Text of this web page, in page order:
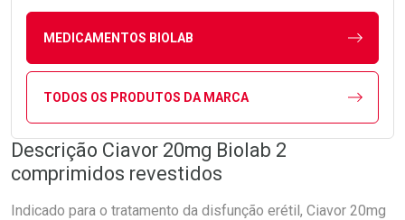
MEDICAMENTOS BIOLAB
TODOS OS PRODUTOS DA MARCA
Descrição Ciavor 20mg Biolab 2
comprimidos revestidos
Indicado para o tratamento da disfunção erétil, Ciavor 20mg